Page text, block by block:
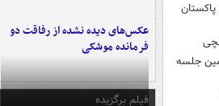
جلسه
عکس‌های دیده نشده از رفاقت دو
فرمانده‌ موشکی
فیلم برگزیده